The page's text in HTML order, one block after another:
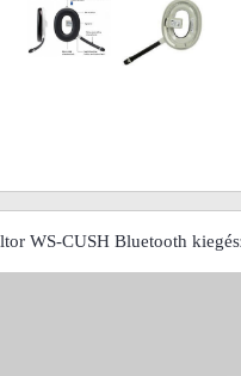
WS-CUSH Bluetooth